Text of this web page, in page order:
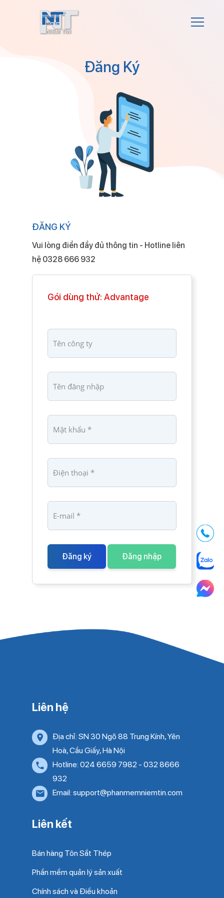
Đăng Ký
ĐĂNG KÝ
Vui lòng điền đầy đủ thông tin - Hotline liên
hệ 0328 666 932
Gói dùng thử: Advantage
Đăng ký Đăng nhập
Liên hệ
Địa chỉ: SN 30 Ngõ 88 Trung Kính, Yên
Hoà, Cầu Giấy, Hà Nội
Hotline: 024 6659 7982 - 032 8666
932
Email: support@phanmemniemtin.com
Liên kết
Bán hàng Tôn Sắt Thép
Phần mềm quản lý sản xuất
Chính sách và Điều khoản